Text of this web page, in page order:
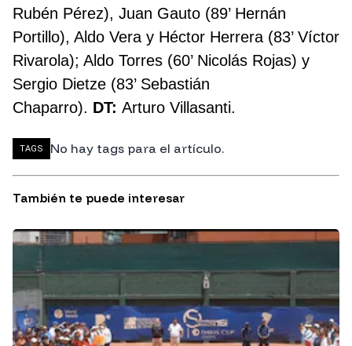
Rubén Pérez), Juan Gauto (89’ Hernán
Portillo), Aldo Vera y Héctor Herrera (83’ Víctor
Rivarola); Aldo Torres (60’ Nicolás Rojas) y
Sergio Dietze (83’ Sebastián
Chaparro). DT: Arturo Villasanti.
TAGS No hay tags para el artículo.
También te puede interesar